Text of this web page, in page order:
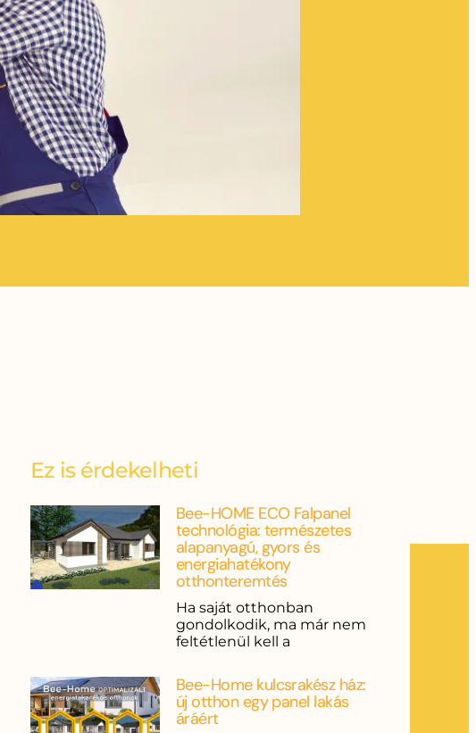
Ez is érdekelheti
Bee-HOME ECO Falpanel
technológia: természetes
alapanyagú, gyors és
energiahatékony
otthonteremtés
Ha saját otthonban
gondolkodik, ma már nem
feltétlenül kell a
Bee-Home kulcsrakész ház:
új otthon egy panel lakás
áráért